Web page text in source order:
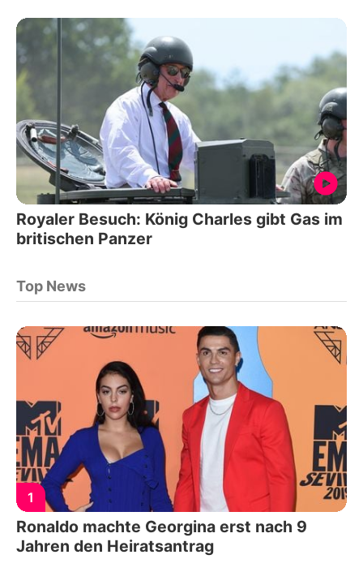
Royaler Besuch: König Charles gibt Gas im
britischen Panzer
Top News
1
Ronaldo machte Georgina erst nach 9
Jahren den Heiratsantrag